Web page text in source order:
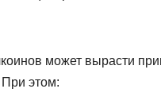
может вырасти
этом: